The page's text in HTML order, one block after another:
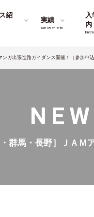
紹
実績
Achievements
内
ガ出張進路ガイダンス開催！［参加申込
群馬・長野］ＪＡＭ